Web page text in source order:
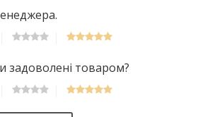
задоволені товаром?